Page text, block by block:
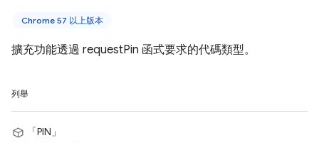
Chrome 57 以上版本
擴充功能透過 requestPin 函式要求的代碼類型。
列舉
「PIN」